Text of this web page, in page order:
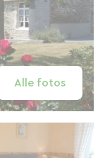
Alle fotos